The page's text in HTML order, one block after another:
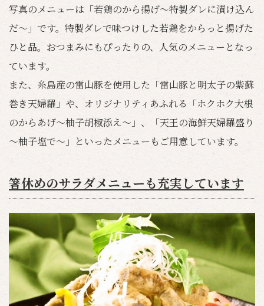
写真のメニューは「若鶏のから揚げ～特製ダレに漬け込ん
だ～」です。特製ダレで味つけした若鶏をからっと揚げた
ひと品。おつまみにもぴったりの、人気のメニューとなっ
ています。
また、糸島産の雷山豚を使用した「雷山豚と明太子の紫蘇
巻き天婦羅」や、オリジナリティあふれる「ホクホク大根
のからあげ～柚子胡椒添え～」、「天王の海鮮天婦羅盛り
～柚子塩で～」といったメニューもご用意しています。
箸休めのサラダメニューも充実しています